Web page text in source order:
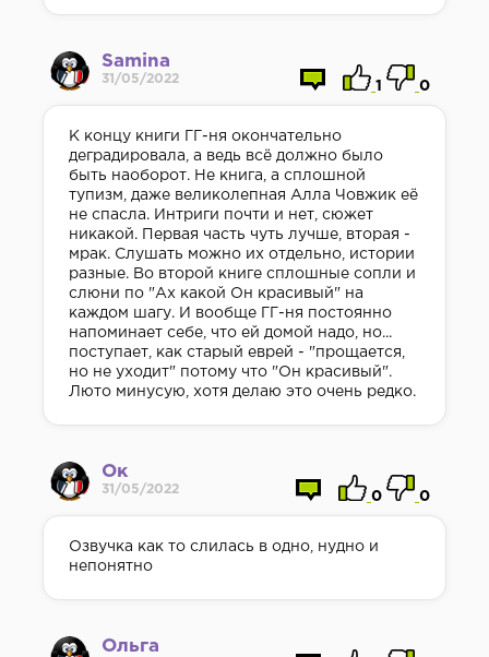
Samina
31/05/2022
1 0
К концу книги ГГ-ня окончательно
деградировала, а ведь всё должно было
быть наоборот. Не книга, а сплошной
тупизм, даже великолепная Алла Човжик её
не спасла. Интриги почти и нет, сюжет
никакой. Первая часть чуть лучше, вторая -
мрак. Слушать можно их отдельно, истории
разные. Во второй книге сплошные сопли и
слюни по "Ах какой Он красивый" на
каждом шагу. И вообще ГГ-ня постоянно
напоминает себе, что ей домой надо, но...
поступает, как старый еврей - "прощается,
но не уходит" потому что "Он красивый".
Люто минусую, хотя делаю это очень редко.
Ок
31/05/2022
0 0
Озвучка как то слилась в одно, нудно и
непонятно
Ольга